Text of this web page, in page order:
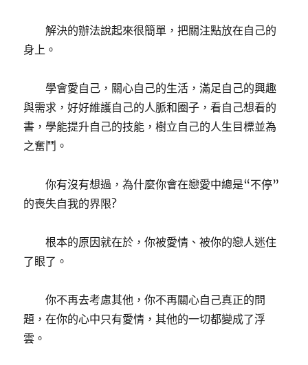
解決的辦法說起來很簡單，把關注點放在自己的
身上。
學會愛自己，關心自己的生活，滿足自己的興趣
與需求，好好維護自己的人脈和圈子，看自己想看的
書，學能提升自己的技能，樹立自己的人生目標並為
之奮鬥。
你有沒有想過，為什麼你會在戀愛中總是“不停”
的喪失自我的界限?
根本的原因就在於，你被愛情、被你的戀人迷住
了眼了。
你不再去考慮其他，你不再關心自己真正的問
題，在你的心中只有愛情，其他的一切都變成了浮
雲。